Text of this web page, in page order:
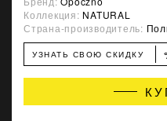
Коллекция: NATURAL
Страна-производитель:
УЗНАТЬ СВОЮ СКИДКУ